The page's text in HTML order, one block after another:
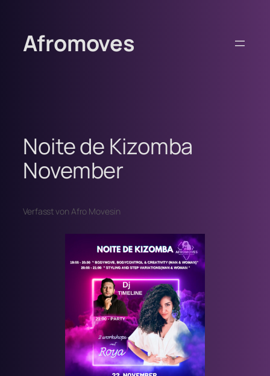
springen
Afromoves
Noite de Kizomba
November
Verfasst von Afro Movesin